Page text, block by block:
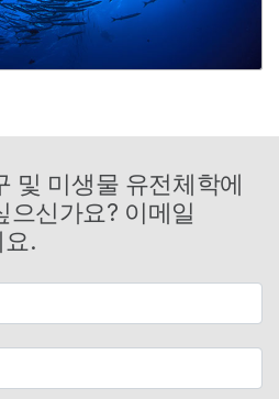
및 미생물 유전체학에
으신가요? 이메일
.